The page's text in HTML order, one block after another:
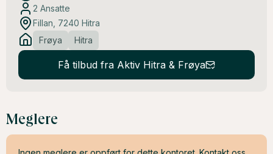
2 Ansatte
Fillan, 7240 Hitra
Frøya
Hitra
Få tilbud fra Aktiv Hitra & Frøya
Meglere